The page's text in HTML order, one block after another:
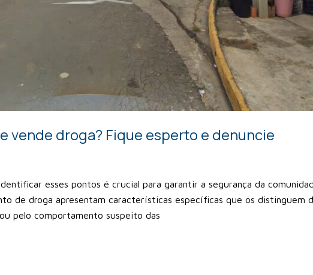
vende droga? Fique esperto e denuncie
esses pontos é crucial para garantir a segurança da
de droga apresentam características específicas que os distinguem
pelo comportamento suspeito das